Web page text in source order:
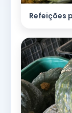
Refeições